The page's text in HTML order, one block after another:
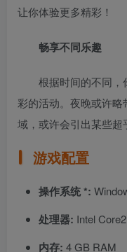
让你体验更多精彩！
畅享不同乐趣
根据时间的不同，
彩的活动。夜晚或许
域，或许会引出某些超
游戏配置
操作系统 *:
处理器: Intel
内存: 4 GB RAM